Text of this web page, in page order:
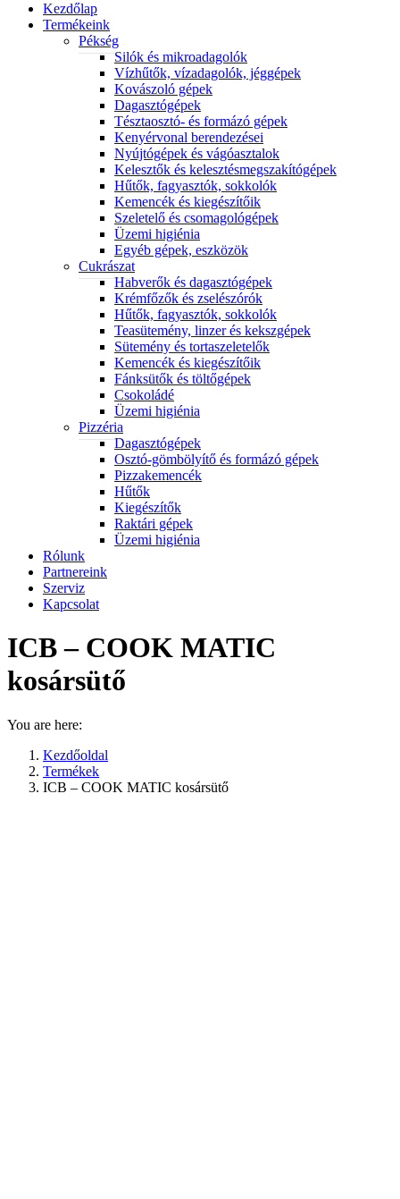
Kezdőlap
Termékeink
Pékség
Silók és mikroadagolók
Vízhűtők, vízadagolók, jéggépek
Kovászoló gépek
Dagasztógépek
Tésztaosztó- és formázó gépek
Kenyérvonal berendezései
Nyújtógépek és vágóasztalok
Kelesztők és kelesztésmegszakítógépek
Hűtők, fagyasztók, sokkolók
Kemencék és kiegészítőik
Szeletelő és csomagológépek
Üzemi higiénia
Egyéb gépek, eszközök
Cukrászat
Habverők és dagasztógépek
Krémfőzők és zselészórók
Hűtők, fagyasztók, sokkolók
Teasütemény, linzer és kekszgépek
Sütemény és tortaszeletelők
Kemencék és kiegészítőik
Fánksütők és töltőgépek
Csokoládé
Üzemi higiénia
Pizzéria
Dagasztógépek
Osztó-gömbölyítő és formázó gépek
Pizzakemencék
Hűtők
Kiegészítők
Raktári gépek
Üzemi higiénia
Rólunk
Partnereink
Szerviz
Kapcsolat
ICB – COOK MATIC
kosársütő
You are here:
Kezdőoldal
Termékek
ICB – COOK MATIC kosársütő